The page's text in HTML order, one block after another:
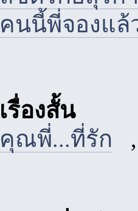
คนนี้พี่จองแล้
เรื่องสั้น
คุณพี่...ที่รัก